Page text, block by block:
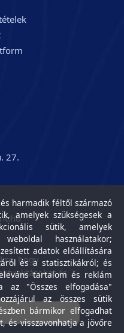
27.
hogy
és
harmadik féltől származó
amelyek szükségesek a
sütik, amelyek
használatakor;
adatok előállítására
és a statisztikákról; és
tartalom és reklám
az "Összes elfogadása"
az összes sütik
bármikor elfogadhat
és visszavonhatja a jövőre